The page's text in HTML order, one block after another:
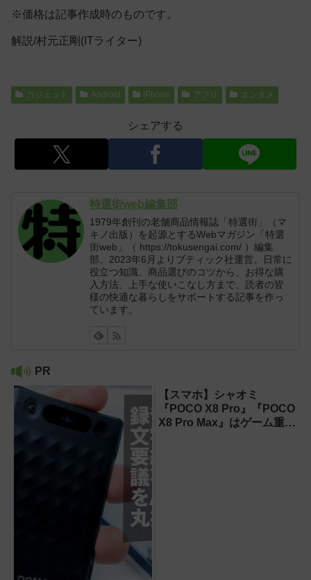
※価格は記事作成時のものです。
解説/村元正剛(ITライター)
ガジェット Android iPhone アプリ エンタメ
シェアする
特選街web編集部
1979年創刊の老舗商品情報誌「特選街」（マ
キノ出版）を起源とするWebマガジン「特選
街web」（ https://tokusengai.com/ ）編集
部。2023年6月よりブティック社運営。日常に
役立つ知識、商品選びのコツから、お得な購
入方法、上手な使いこなし方まで、読者の皆
様の快適な暮らしをサポートする記事を作っ
ています。
PR
【スマホ】シャオミ
『POCO X8 Pro』『POCO
X8 Pro Max』はゲーム重視